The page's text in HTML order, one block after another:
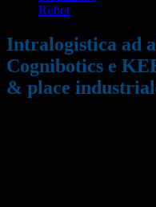
Robot
Intralogistica ad
Cognibotics e
& place